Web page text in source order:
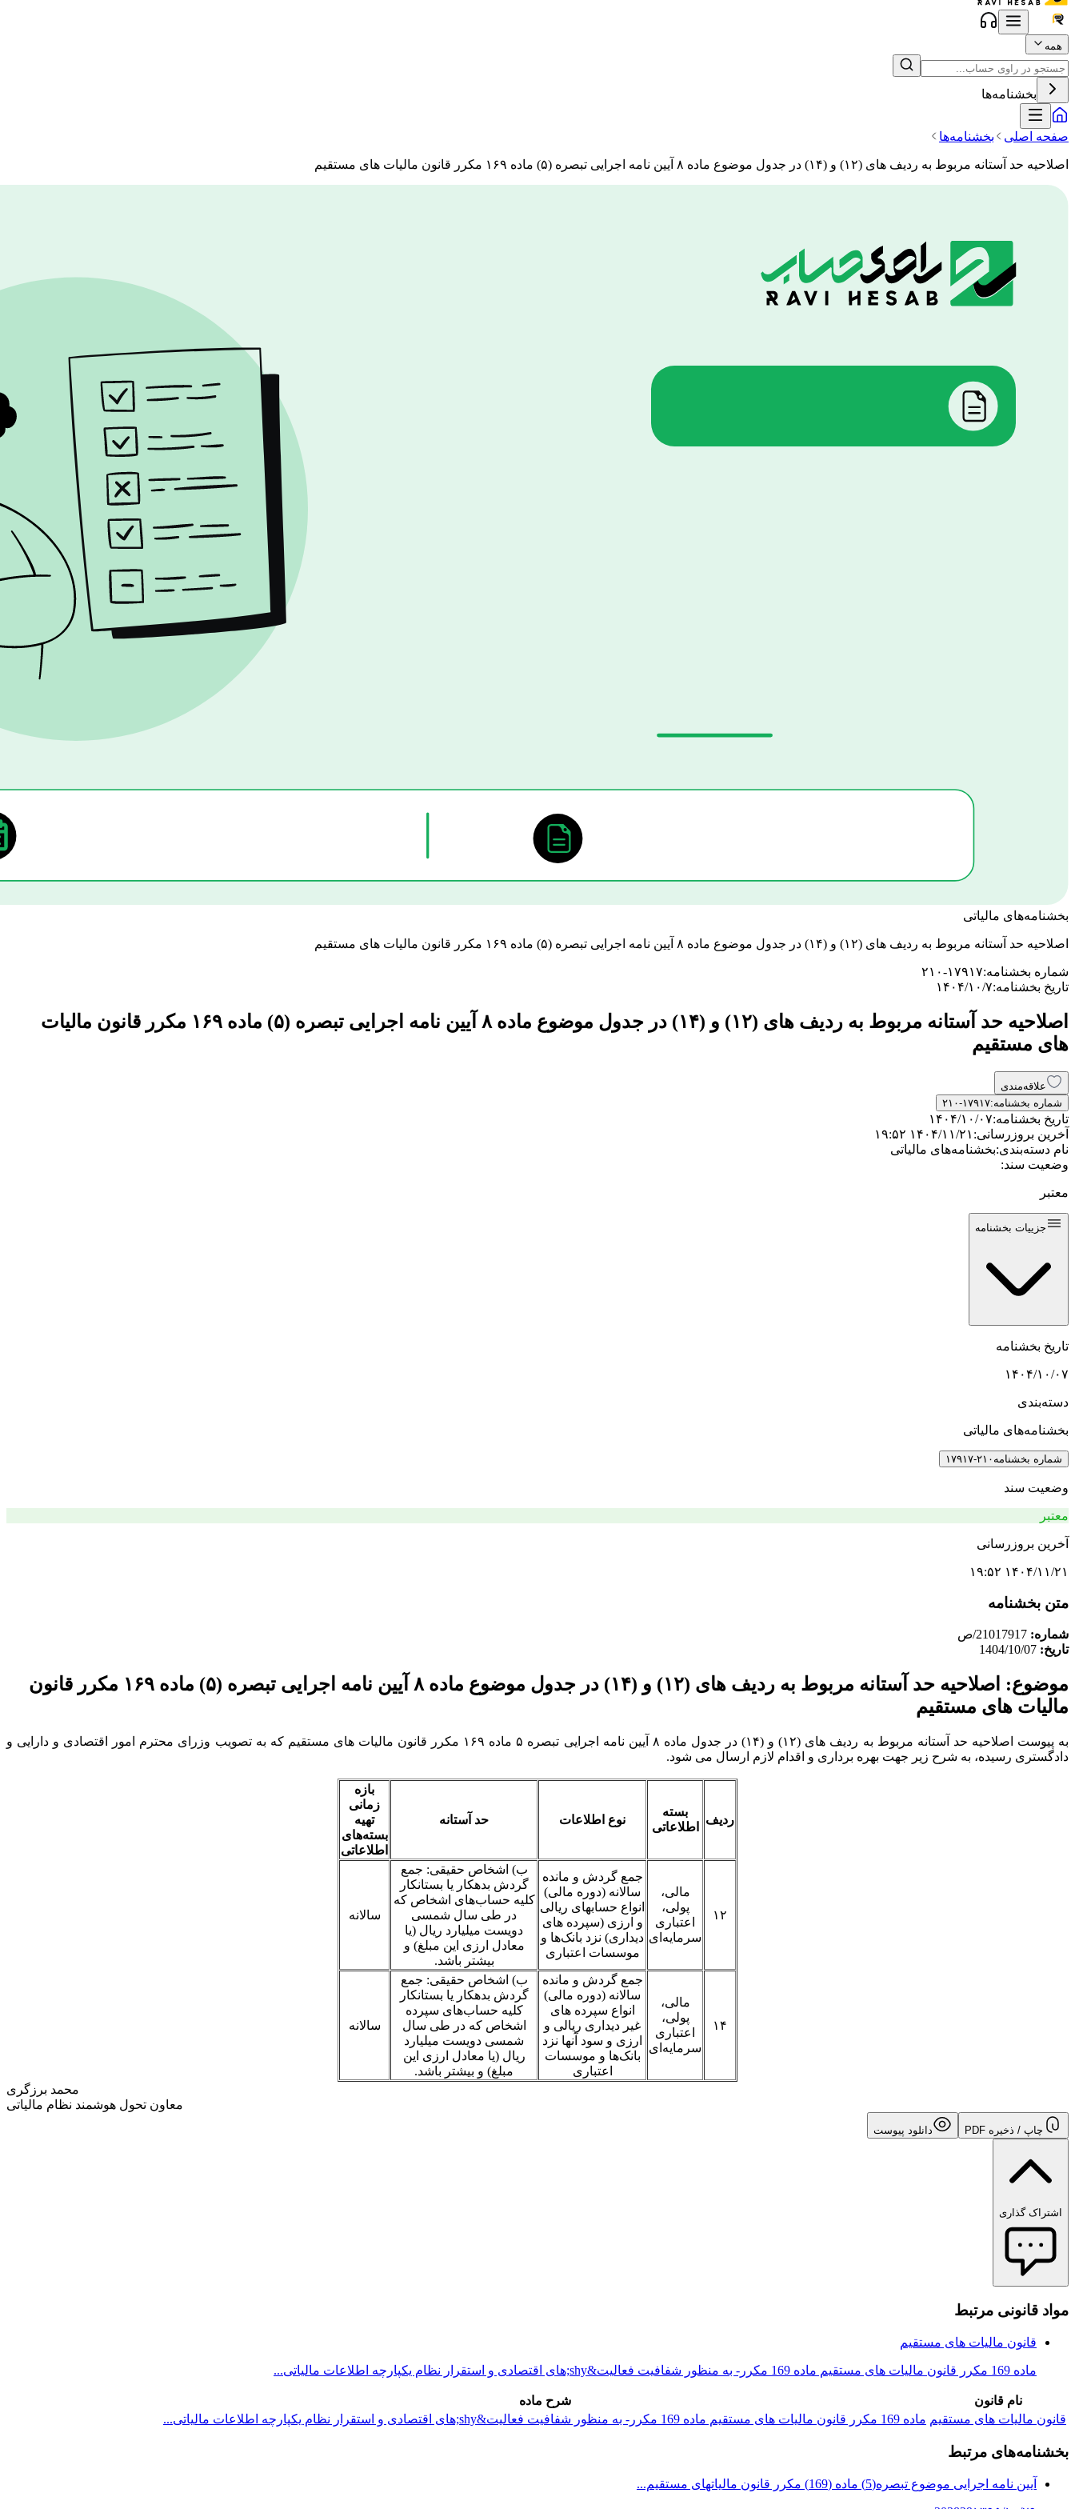
همه
بخشنامه‌ها
صفحه اصلی بخشنامه‌ها
اصلاحیه حد آستانه مربوط به ردیف های (۱۲) و (۱۴) در جدول موضوع ماده ۸ آیین نامه اجرایی تبصره (۵) ماده ۱۶۹ مکرر قانون مالیات های مستقیم
بخشنامه‌های مالیاتی
اصلاحیه حد آستانه مربوط به ردیف های (۱۲) و (۱۴) در جدول موضوع ماده ۸ آیین نامه اجرایی تبصره (۵) ماده ۱۶۹ مکرر قانون مالیات های مستقیم
شماره بخشنامه:۲۱۰-۱۷۹۱۷
تاریخ بخشنامه:۱۴۰۴/۱۰/۷
اصلاحیه حد آستانه مربوط به ردیف های (۱۲) و (۱۴) در جدول موضوع ماده ۸ آیین نامه اجرایی تبصره (۵) ماده ۱۶۹ مکرر قانون مالیات
های مستقیم
علاقه‌مندی
شماره بخشنامه:۲۱۰-۱۷۹۱۷
تاریخ بخشنامه:۱۴۰۴/۱۰/۰۷
آخرین بروزرسانی: ۱۴۰۴/۱۱/۲۱ ۱۹:۵۲
نام دسته‌بندی:بخشنامه‌های مالیاتی
وضعیت سند:
معتبر
جزییات بخشنامه
تاریخ بخشنامه
۱۴۰۴/۱۰/۰۷
دسته‌بندی
بخشنامه‌های مالیاتی
شماره بخشنامه ۲۱۰-۱۷۹۱۷
وضعیت سند
معتبر
آخرین بروزرسانی
۱۴۰۴/۱۱/۲۱ ۱۹:۵۲
متن بخشنامه
شماره:
تاریخ: 1404/10/07
موضوع: اصلاحیه حد آستانه مربوط به ردیف های (۱۲) و (۱۴) در جدول موضوع ماده ۸ آیین نامه اجرایی تبصره (۵) ماده ۱۶۹ مکرر قانون
مالیات های مستقیم
به پیوست اصلاحیه حد آستانه مربوط به ردیف های (۱۲) و (۱۴) در جدول ماده ۸ آیین نامه اجرایی تبصره ۵ ماده ۱۶۹ مکرر قانون مالیات های مستقیم که به تصویب وزرای محترم امور اقتصادی و دارایی و
دادگستری رسیده، به شرح زیر جهت بهره برداری و اقدام لازم ارسال می شود.
ردیف
بسته
اطلاعاتی
نوع اطلاعات حد آستانه
بازه
زمانی
تهیه
بسته‌های
اطلاعاتی
۱۲
مالی،
پولی،
اعتباری
سرمایه‌ای
جمع گردش و مانده
سالانه (دوره مالی)
انواع حسابهای ریالی
و ارزی (سپرده های
دیداری) نزد بانک‌ها و
موسسات اعتباری
ب) اشخاص حقیقی: جمع
گردش بدهکار یا بستانکار
کلیه حساب‌های اشخاص که
در طی سال شمسی
دویست میلیارد ریال (یا
معادل ارزی این مبلغ) و
بیشتر باشد.
سالانه
۱۴
مالی،
پولی،
اعتباری
سرمایه‌ای
جمع گردش و مانده
سالانه (دوره مالی)
انواع سپرده های
غیر دیداری ریالی و
ارزی و سود آنها نزد
بانک‌ها و موسسات
اعتباری
ب) اشخاص حقیقی: جمع
گردش بدهکار یا بستانکار
کلیه حساب‌های سپرده
اشخاص که در طی سال
شمسی دویست میلیارد
ریال (یا معادل ارزی این
مبلغ) و بیشتر باشد.
سالانه
محمد برزگری
معاون تحول هوشمند نظام مالیاتی
چاپ / ذخیره PDF دانلود پیوست
اشتراک گذاری
مواد قانونی مرتبط
قانون مالیات های مستقیم
ماده 169 مکرر قانون مالیات های مستقیم ماده 169 مکرر- به منظور شفافیت فعالیت&shy;های اقتصادی و استقرار نظام یکپارچه اطلاعات مالیاتی...
نام قانون
شرح ماده
قانون مالیات های مستقیم ماده 169 مکرر قانون مالیات های مستقیم ماده 169 مکرر- به منظور شفافیت فعالیت&shy;های اقتصادی و استقرار نظام یکپارچه اطلاعات مالیاتی...
بخشنامه‌های مرتبط
آیین نامه اجرایی موضوع تبصره(5) ماده (169) مکرر قانون مالیاتهای مستقیم...